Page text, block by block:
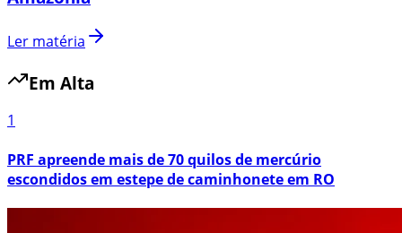
Ler matéria
Em Alta
1
PRF apreende mais de 70 quilos de mercúrio
escondidos em estepe de caminhonete em RO